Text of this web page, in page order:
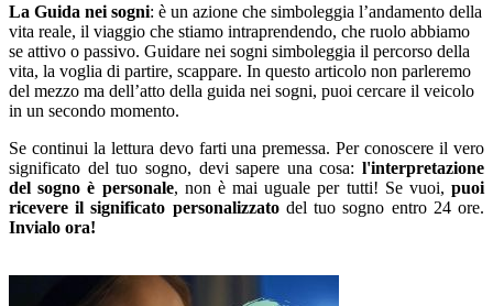
La Guida nei sogni: è un azione che simboleggia l’andamento della
vita reale, il viaggio che stiamo intraprendendo, che ruolo abbiamo
se attivo o passivo. Guidare nei sogni simboleggia il percorso della
vita, la voglia di partire, scappare. In questo articolo non parleremo
del mezzo ma dell’atto della guida nei sogni, puoi cercare il veicolo
in un secondo momento.
Se continui la lettura devo farti una premessa. Per conoscere il vero
significato del tuo sogno, devi sapere una cosa: l'interpretazione
del sogno è personale, non è mai uguale per tutti! Se vuoi, puoi
ricevere il significato personalizzatodel tuo sogno entro 24 ore.
Invialo ora!